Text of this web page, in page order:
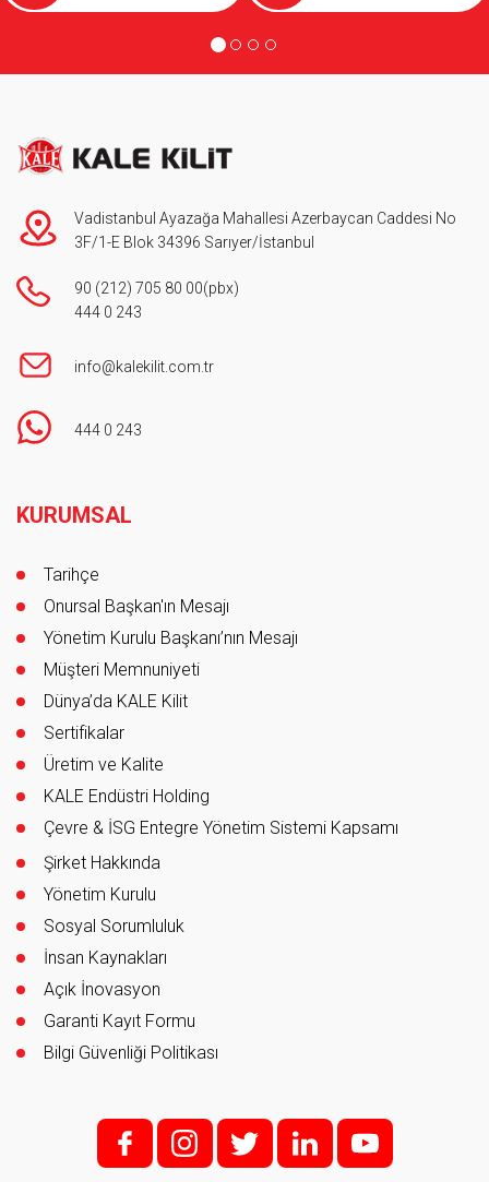
Vadistanbul Ayazağa Mahallesi Azerbaycan Caddesi No
3F/1-E Blok 34396 Sarıyer/İstanbul
90 (212) 705 80 00(pbx)
444 0 243
info@kalekilit.com.tr
444 0 243
KURUMSAL
Tarihçe
Onursal Başkan'ın Mesajı
Yönetim Kurulu Başkanı’nın Mesajı
Müşteri Memnuniyeti
Dünya’da KALE Kilit
Sertifikalar
Üretim ve Kalite
KALE Endüstri Holding
Çevre & İSG Entegre Yönetim Sistemi Kapsamı
Şirket Hakkında
Yönetim Kurulu
Sosyal Sorumluluk
İnsan Kaynakları
Açık İnovasyon
Garanti Kayıt Formu
Bilgi Güvenliği Politikası
f; i; t l y